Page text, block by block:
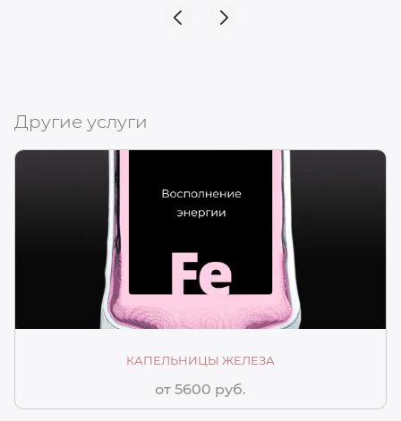
Другие услуги
КАПЕЛЬНИЦЫ ЖЕЛЕЗА
от 5600 руб.